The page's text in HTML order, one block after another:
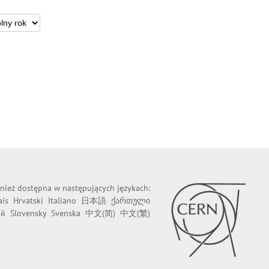
dostępna w następujących językach:
Hrvatski Italiano 日本語 ქართული
Slovensky Svenska 中文(简) 中文(繁)